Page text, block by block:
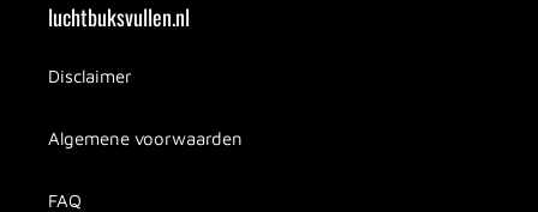
luchtbuksvullen.nl
Disclaimer
Algemene voorwaarden
FAQ